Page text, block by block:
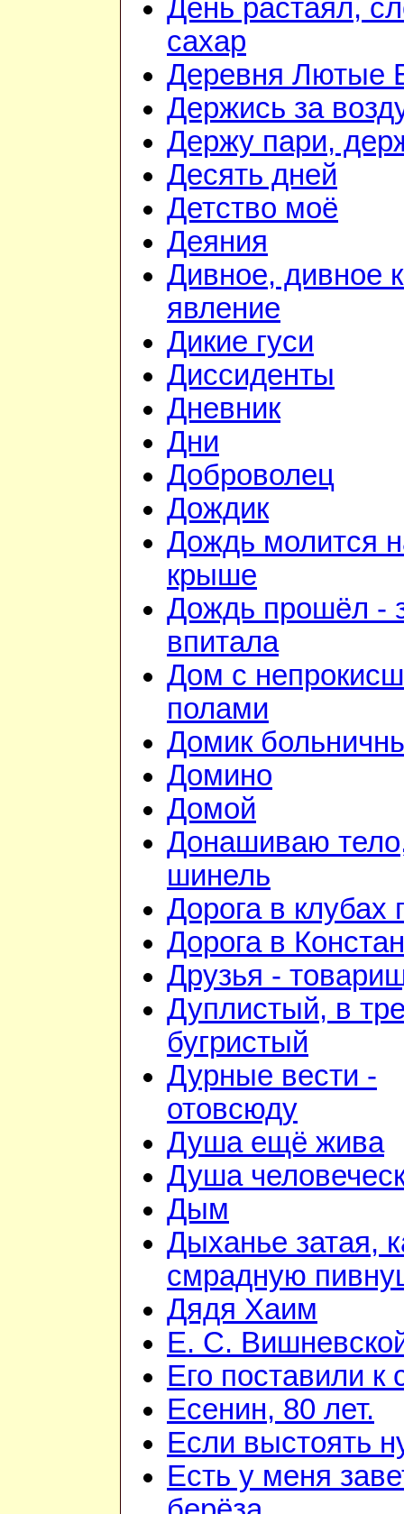
День растаял,
сахар
Деревня Лютые
Держись за
Держу пари,
Десять дней
Детство моё
Деяния
Дивное, дивное
явление
Дикие гуси
Диссиденты
Дневник
Дни
Доброволец
Дождик
Дождь молится
крыше
Дождь прошёл -
впитала
Дом с
полами
Домик
Домино
Домой
Донашиваю
шинель
Дорога в клубах
Дорога в
Друзья -
Дуплистый, в
бугристый
Дурные вести -
отовсюду
Душа ещё жива
Душа
Дым
Дыханье затая,
смрадную
Дядя Хаим
Е. С.
Его поставили к
Есенин, 80 лет.
Если выстоять
Есть у меня